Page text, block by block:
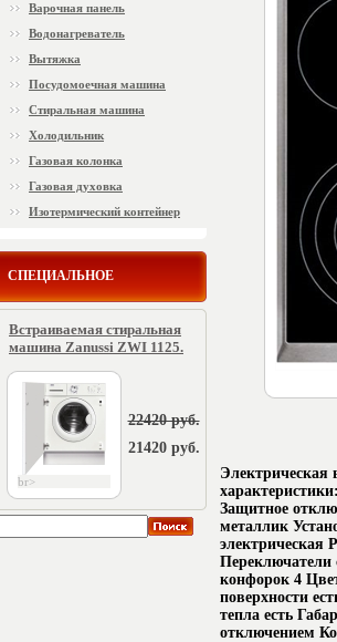
Варочная панель
Водонагреватель
Вытяжка
Посудомоечная машина
Стиральная машина
Холодильник
Газовая колонка
Газовая духовка
Изотермический контейнер
СПЕЦИАЛЬНОЕ
Встраиваемая стиральная
машина Zanussi ZWI 1125.
br>
22420 руб.
21420 руб.
Электрическая
Защитное
металлик
электрическая
Переключатели
конфорок 4
поверхности
тепла есть
отключением